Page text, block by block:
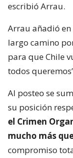
escribió Arrau.
Arrau añadió
largo camino
para que Chile
todos
Al posteo se
su posición
el Crimen
mucho más
compromiso